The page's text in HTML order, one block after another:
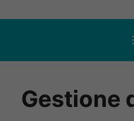
Gestione